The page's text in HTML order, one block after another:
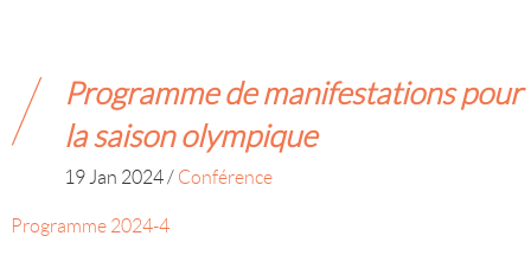
Programme de manifestations pour
la saison olympique
19 Jan 2024/ Conférence
Programme 2024-4